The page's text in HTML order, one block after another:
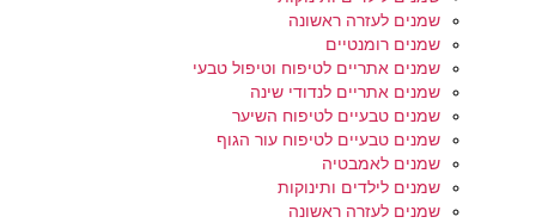
שמנים לעזרה ראשונה
שמנים רומנטיים
שמנים אתריים לטיפוח וטיפול טבעי
שמנים אתריים לנדודי שינה
שמנים טבעיים לטיפוח השיער
שמנים טבעיים לטיפוח עור הגוף
שמנים לאמבטיה
שמנים לילדים ותינוקות
שמנים לעזרה ראשונה